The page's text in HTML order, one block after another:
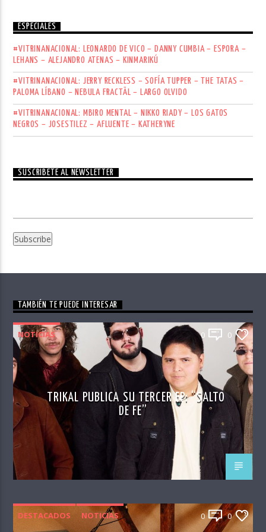
ESPECIALES
#VITRINANACIONAL: LEONARDO DE VICO – DANNY CUMBIA – ESPORA –
LEHANS – ALEJANDRO ATENAS – KINMARIKÚ
#VITRINANACIONAL: JERRY RECKLESS – SOFÍA TUPPER – THE TATAS –
PALOMA LÍBANO – NEBULA FRACTÄL – LARGO OLVIDO
#VITRINANACIONAL: MBIRO MENTAL – NIKKO RIADY – LOS GATOS
NEGROS – JOSESTILEZ – AFLUENTE – KATHERYNE
SUSCRÍBETE AL NEWSLETTER
TAMBIÉN TE PUEDE INTERESAR
NOTICIAS 0 0
TRIKAL PUBLICA SU TERCER EP: “SALTO
DE FE”
DESTACADOS NOTICIAS 0 0